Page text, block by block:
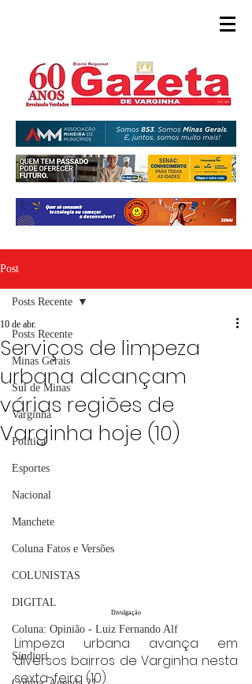
Post
Posts Recente
Minas Gerais
Sul de Minas
Varginha
Política
Esportes
Nacional
Manchete
Coluna Fatos e Versões
COLUNISTAS
DIGITAL
Coluna: Opinião - Luiz Fernando Alf
Sindjori
Posts Recente
Serviços de limpeza
urbana alcançam
várias regiões de
Varginha hoje (10)
10 de abr.
Divulgação
Limpeza urbana avança em
diversos bairros de Varginha nesta
sexta-feira (10).